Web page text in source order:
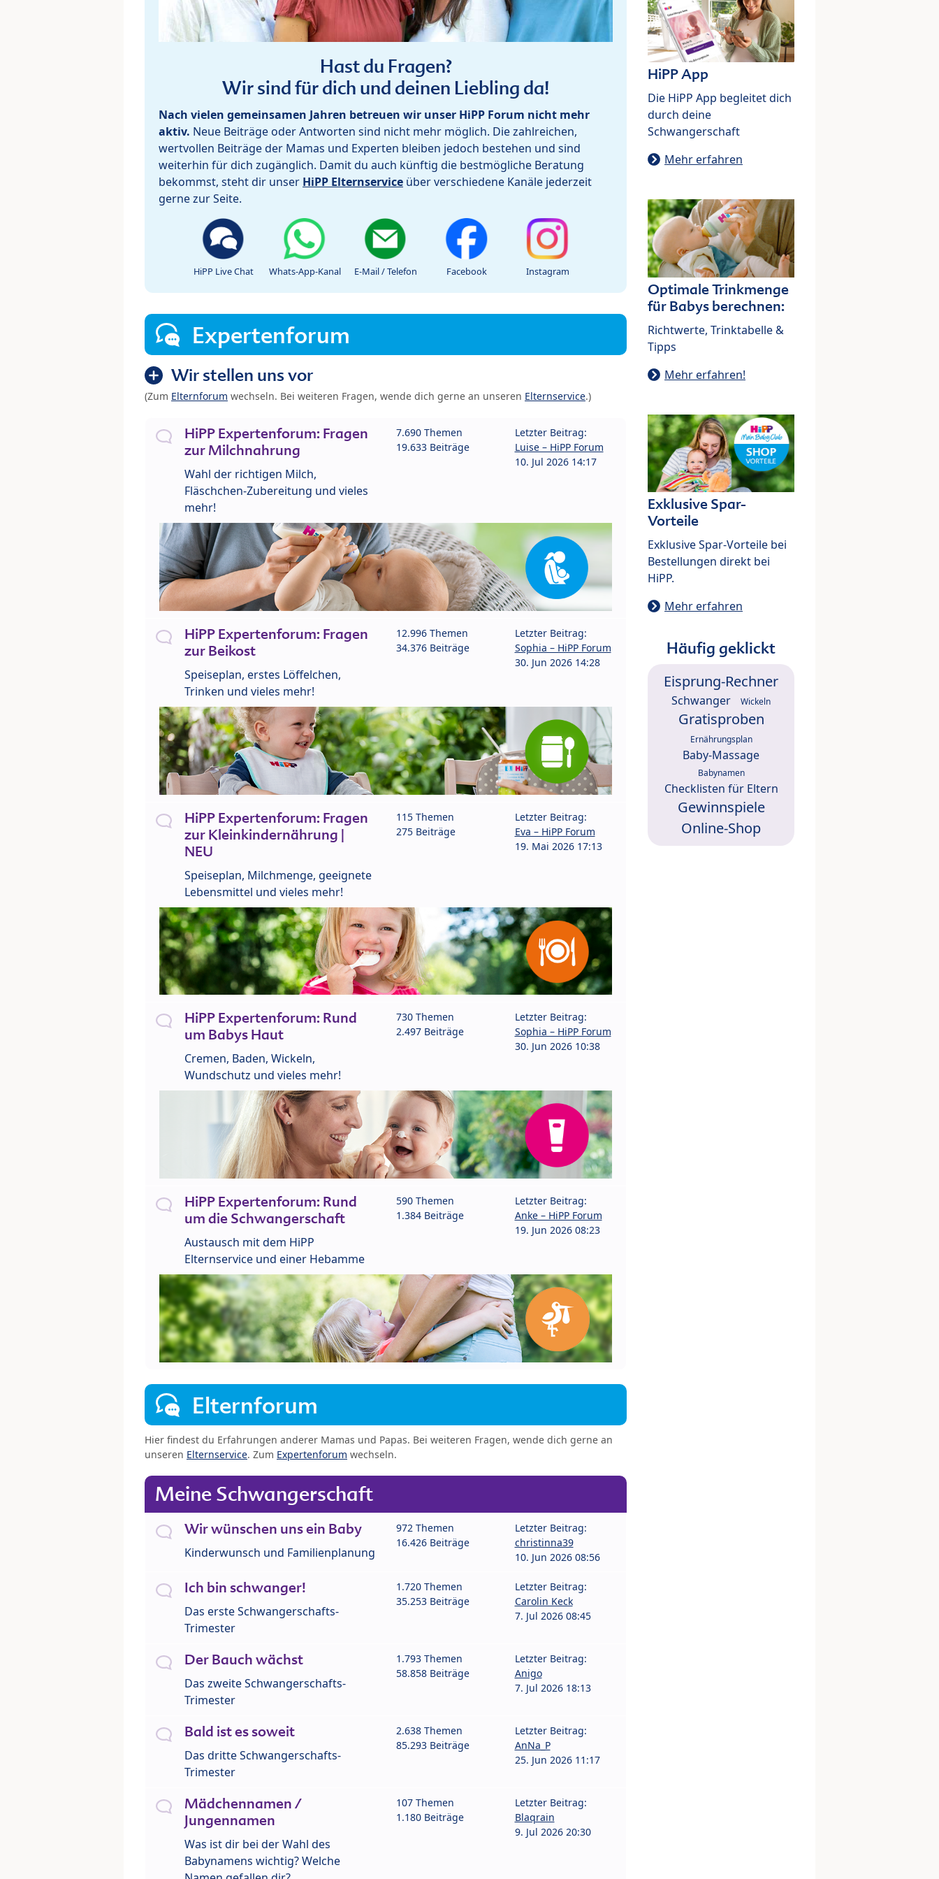
Hast du Fragen?
Wir sind für dich und deinen Liebling da!
Nach vielen gemeinsamen Jahren betreuen wir unser HiPP Forum nicht mehr
aktiv. Neue Beiträge oder Antworten sind nicht mehr möglich. Die zahlreichen,
wertvollen Beiträge der Mamas und Experten bleiben jedoch bestehen und sind
weiterhin für dich zugänglich. Damit du auch künftig die bestmögliche Beratung
bekommst, steht dir unser HiPP Elternservice über verschiedene Kanäle jederzeit
gerne zur Seite.
HiPP Live Chat Whats-App-Kanal E-Mail / Telefon Facebook Instagram
Expertenforum
Wir stellen uns vor
(Zum Elternforum wechseln. Bei weiteren Fragen, wende dich gerne an unseren Elternservice.)
HiPP Expertenforum: Fragen
zur Milchnahrung
Wahl der richtigen Milch,
Fläschchen-Zubereitung und vieles
mehr!
7.690 Themen
19.633 Beiträge
Letzter Beitrag:
Luise – HiPP Forum
10. Jul 2026 14:17
HiPP Expertenforum: Fragen
zur Beikost
Speiseplan, erstes Löffelchen,
Trinken und vieles mehr!
12.996 Themen
34.376 Beiträge
Letzter Beitrag:
Sophia – HiPP Forum
30. Jun 2026 14:28
HiPP Expertenforum: Fragen
zur Kleinkindernährung |
NEU
Speiseplan, Milchmenge, geeignete
Lebensmittel und vieles mehr!
115 Themen
275 Beiträge
Letzter Beitrag:
Eva – HiPP Forum
19. Mai 2026 17:13
HiPP Expertenforum: Rund
um Babys Haut
Cremen, Baden, Wickeln,
Wundschutz und vieles mehr!
730 Themen
2.497 Beiträge
Letzter Beitrag:
Sophia – HiPP Forum
30. Jun 2026 10:38
HiPP Expertenforum: Rund
um die Schwangerschaft
Austausch mit dem HiPP
Elternservice und einer Hebamme
590 Themen
1.384 Beiträge
Letzter Beitrag:
Anke – HiPP Forum
19. Jun 2026 08:23
Elternforum
Hier findest du Erfahrungen anderer Mamas und Papas. Bei weiteren Fragen, wende dich gerne an
unseren Elternservice. Zum Expertenforum wechseln.
Meine Schwangerschaft
Wir wünschen uns ein Baby
Kinderwunsch und Familienplanung
972 Themen
16.426 Beiträge
Letzter Beitrag:
christinna39
10. Jun 2026 08:56
Ich bin schwanger!
Das erste Schwangerschafts-
Trimester
1.720 Themen
35.253 Beiträge
Letzter Beitrag:
Carolin Keck
7. Jul 2026 08:45
Der Bauch wächst
Das zweite Schwangerschafts-
Trimester
1.793 Themen
58.858 Beiträge
Letzter Beitrag:
Anigo
7. Jul 2026 18:13
Bald ist es soweit
Das dritte Schwangerschafts-
Trimester
2.638 Themen
85.293 Beiträge
Letzter Beitrag:
AnNa_P
25. Jun 2026 11:17
Mädchennamen /
Jungennamen
Was ist dir bei der Wahl des
Babynamens wichtig? Welche
107 Themen
1.180 Beiträge
Letzter Beitrag:
Blaqrain
9. Jul 2026 20:30
HiPP App
Die HiPP App begleitet dich
durch deine
Schwangerschaft
Mehr erfahren
Optimale Trinkmenge
für Babys berechnen:
Richtwerte, Trinktabelle &
Tipps
Mehr erfahren!
Exklusive Spar-
Vorteile
Exklusive Spar-Vorteile bei
Bestellungen direkt bei
HiPP.
Mehr erfahren
Häufig geklickt
Eisprung-Rechner
Schwanger Wickeln
Gratisproben
Ernährungsplan
Baby-Massage
Babynamen
Checklisten für Eltern
Gewinnspiele
Online-Shop